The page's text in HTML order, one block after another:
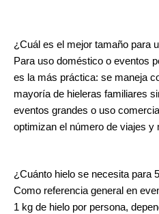
¿Cuál es el mejor tamaño para
Para uso doméstico o eventos
es la más práctica: se maneja
mayoría de hieleras familiares
eventos grandes o uso
optimizan el número de viajes y
¿Cuánto hielo se necesita para
Como referencia general en
1 kg de hielo por persona,